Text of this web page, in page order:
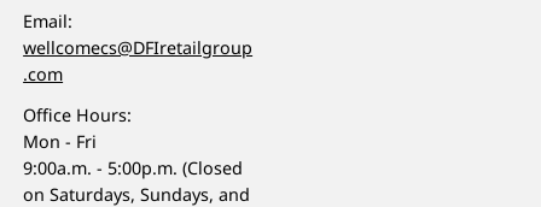
Email:
wellcomecs@DFIretailgroup
.com
Office Hours:
Mon - Fri
9:00a.m. - 5:00p.m. (Closed
on Saturdays, Sundays, and